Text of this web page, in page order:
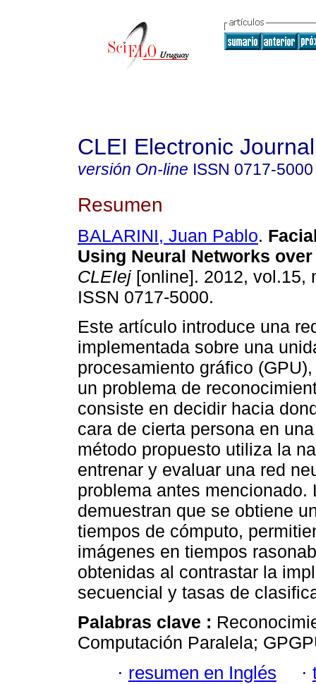
CLEI Electronic Journal
versión On-line ISSN 0717-5000
Resumen
BALARINI, Juan Pablo.
Using Neural Networks over
CLEIej [online]. 2012, vol.15,
ISSN 0717-5000.
Este artículo introduce una
implementada sobre una
procesamiento gráfico
un problema de
consiste en decidir hacia
cara de cierta persona en
método propuesto utiliza la
entrenar y evaluar una red
problema antes
demuestran que se obtiene
tiempos de cómputo,
imágenes en tiempos
obtenidas al contrastar la
secuencial y tasas de
Palabras clave :
Computación Paralela;
· resumen en Inglés ·